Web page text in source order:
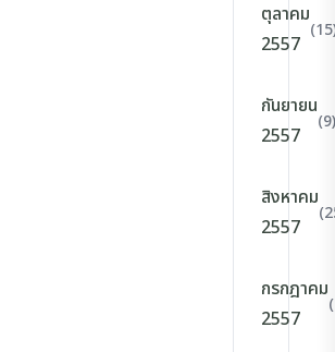
ตุลาคม
2557
กันยายน
2557
(9)
สิงหาคม
2557
กรกฎาคม
2557